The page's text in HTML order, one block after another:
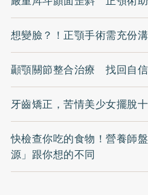
想變臉？！正顎手術需充份
顳顎關節整合治療 找回自
牙齒矯正，苦情美少女擺脫
快檢查你吃的食物！營養師
源」跟你想的不同